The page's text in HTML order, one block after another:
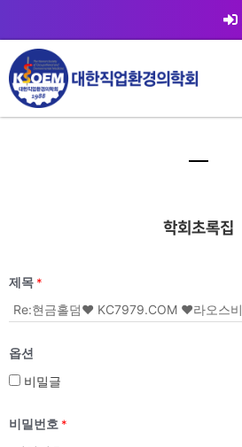
학회초록집
제목 *
옵션
비밀글
비밀번호 *